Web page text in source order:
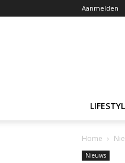
Aanmelden
Home
Nieuws